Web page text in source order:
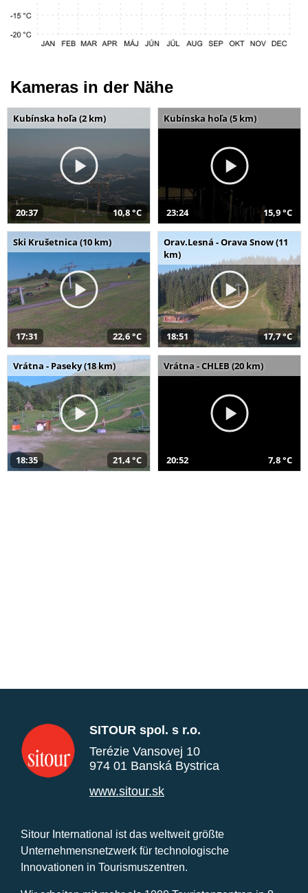
Kameras in der Nähe
Kubínska hoľa (2 km)
20:37 10,8 °C
Kubínska hoľa (5 km)
23:24 15,9 °C
Ski Krušetnica (10 km)
17:31 22,6 °C
Orav.Lesná - Orava Snow (11
km)
18:51 17,7 °C
Vrátna - Paseky (18 km)
18:35 21,4 °C
Vrátna - CHLEB (20 km)
20:52 7,8 °C
SITOUR spol. s r.o.
Terézie Vansovej 10
974 01 Banská Bystrica
www.sitour.sk
Sitour International ist das weltweit größte
Unternehmensnetzwerk für technologische
Innovationen in Tourismuszentren.